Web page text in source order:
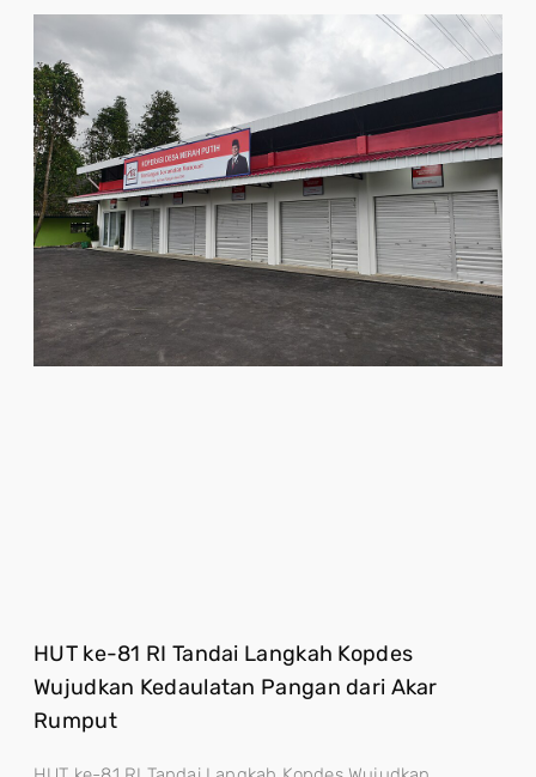
HUT ke-81 RI Tandai Langkah Kopdes
Wujudkan Kedaulatan Pangan dari Akar
Rumput